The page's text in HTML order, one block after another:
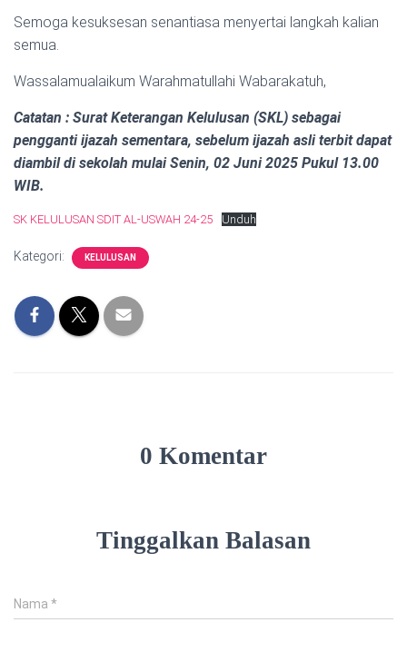
Semoga kesuksesan senantiasa menyertai langkah kalian
semua.
Wassalamualaikum Warahmatullahi Wabarakatuh,
Catatan : Surat Keterangan Kelulusan (SKL) sebagai
pengganti ijazah sementara, sebelum ijazah asli terbit dapat
diambil di sekolah mulai Senin, 02 Juni 2025 Pukul 13.00
WIB.
SK KELULUSAN SDIT AL-USWAH 24-25 Unduh
Kategori: KELULUSAN
0 Komentar
Tinggalkan Balasan
Nama *